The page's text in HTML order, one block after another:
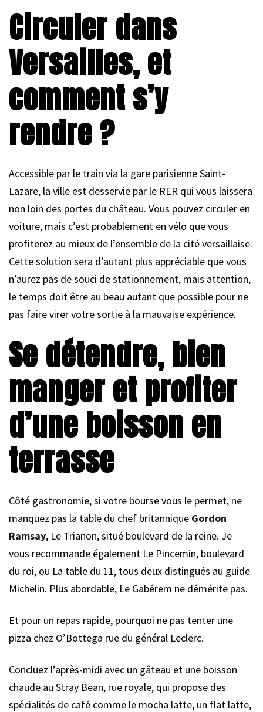
Circuler dans
Versailles, et
comment s’y
rendre ?
Accessible par le train via la gare parisienne Saint-
Lazare, la ville est desservie par le RER qui vous laissera
non loin des portes du château. Vous pouvez circuler en
voiture, mais c’est probablement en vélo que vous
profiterez au mieux de l’ensemble de la cité versaillaise.
Cette solution sera d’autant plus appréciable que vous
n’aurez pas de souci de stationnement, mais attention,
le temps doit être au beau autant que possible pour ne
pas faire virer votre sortie à la mauvaise expérience.
Se détendre, bien
manger et profiter
d’une boisson en
terrasse
Côté gastronomie, si votre bourse vous le permet, ne
manquez pas la table du chef britannique Gordon
Ramsay, Le Trianon, situé boulevard de la reine. Je
vous recommande également Le Pincemin, boulevard
du roi, ou La table du 11, tous deux distingués au guide
Michelin. Plus abordable, Le Gabérem ne démérite pas.
Et pour un repas rapide, pourquoi ne pas tenter une
pizza chez O’Bottega rue du général Leclerc.
Concluez l’après-midi avec un gâteau et une boisson
chaude au Stray Bean, rue royale, qui propose des
spécialités de café comme le mocha latte, un flat latte,